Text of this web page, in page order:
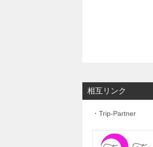
相互リンク
・Trip-Partner